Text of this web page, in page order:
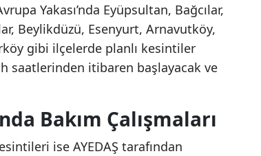
Yakası’nda Eyüpsultan, Bağcılar,
Beylikdüzü, Esenyurt, Arnavutköy,
gibi ilçelerde planlı kesintiler
saatlerinden itibaren başlayacak ve
Bakım Çalışmaları
ise AYEDAŞ tarafından